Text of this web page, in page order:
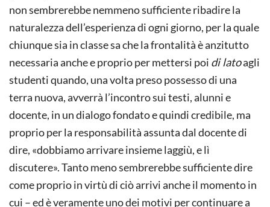
non sembrerebbe nemmeno sufficiente ribadire la
naturalezza dell’esperienza di ogni giorno, per la quale
chiunque sia in classe sa che la frontalità è anzitutto
necessaria anche e proprio per mettersi poi di latoagli
studenti quando, una volta preso possesso di una
terra nuova, avverrà l’incontro sui testi, alunni e
docente, in un dialogo fondato e quindi credibile, ma
proprio per la responsabilità assunta dal docente di
dire, «dobbiamo arrivare insieme laggiù, e lì
discutere». Tanto meno sembrerebbe sufficiente dire
come proprio in virtù di ciò arrivi anche il momento in
cui – ed è veramente uno dei motivi per continuare a